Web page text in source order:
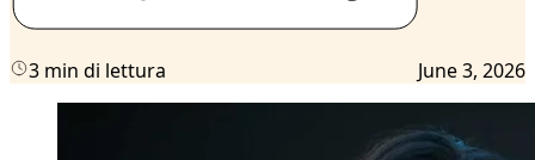
3 min di lettura June 3, 2026